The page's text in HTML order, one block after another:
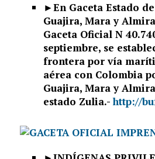
►En Gaceta Estado
Guajira, Mara y
Gaceta Oficial N
septiembre, se
frontera por vía
aérea con Colombia
Guajira, Mara y
estado Zulia.-http://